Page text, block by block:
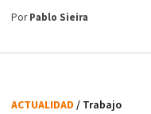
PorPablo Sieira
ACTUALIDAD / Trabajo